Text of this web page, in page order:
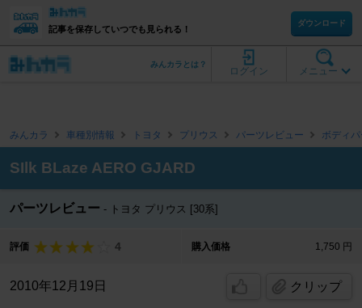
記事を保存していつでも見られる！
ダウンロード
メニュー
ログイン
みんカラとは？
みんカラ 車種別情報 トヨタ プリウス パーツレビュー ボディ
SIlk BLaze AERO GJARD
パーツレビュー トヨタ プリウス [30系]
評価 4 購入価格 1,750 円
2010年12月19日 クリップ